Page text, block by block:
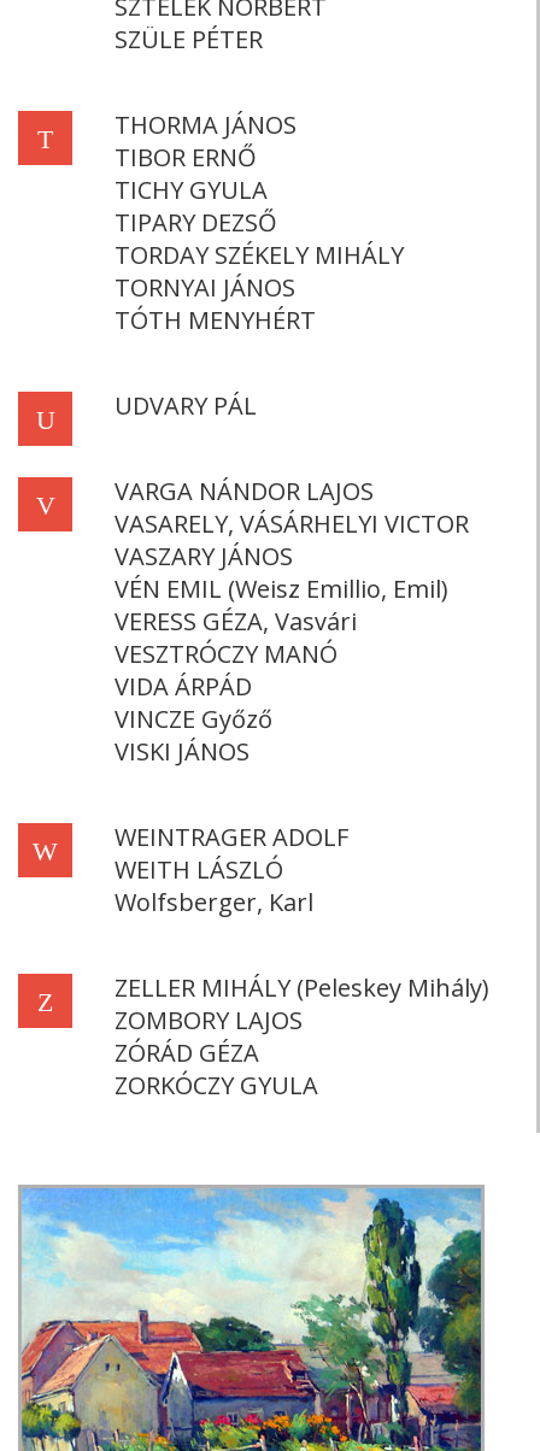
SZTELEK NORBERT
SZÜLE PÉTER
T
THORMA JÁNOS
TIBOR ERNŐ
TICHY GYULA
TIPARY DEZSŐ
TORDAY SZÉKELY MIHÁLY
TORNYAI JÁNOS
TÓTH MENYHÉRT
U UDVARY PÁL
V
VARGA NÁNDOR LAJOS
VASARELY, VÁSÁRHELYI VICTOR
VASZARY JÁNOS
VÉN EMIL (Weisz Emillio, Emil)
VERESS GÉZA, Vasvári
VESZTRÓCZY MANÓ
VIDA ÁRPÁD
VINCZE Győző
VISKI JÁNOS
W
WEINTRAGER ADOLF
WEITH LÁSZLÓ
Wolfsberger, Karl
Z
ZELLER MIHÁLY (Peleskey Mihály)
ZOMBORY LAJOS
ZÓRÁD GÉZA
ZORKÓCZY GYULA